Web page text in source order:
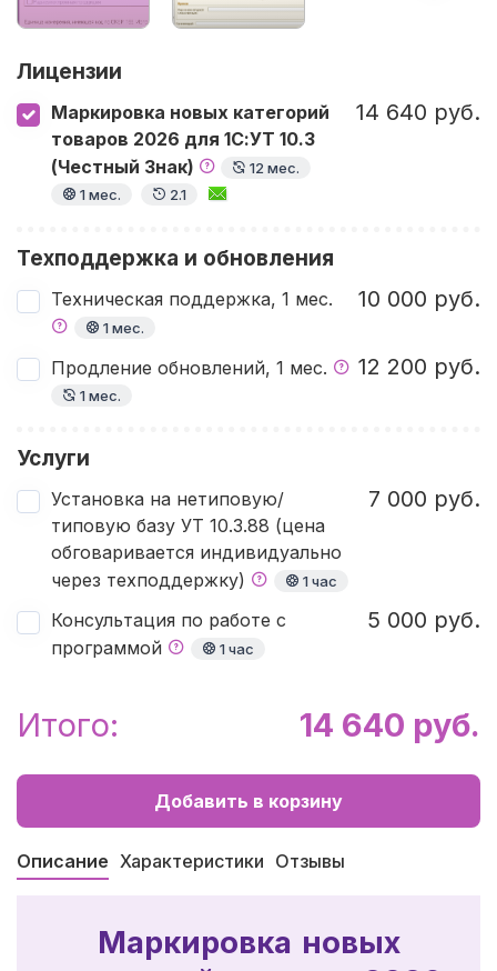
Лицензии
Маркировка новых категорий
товаров 2026 для 1С:УТ 10.3
(Честный Знак)
12 мес.
1 мес.
2.1
14 640 руб.
Техподдержка и обновления
Техническая поддержка, 1 мес.
1 мес.
10 000 руб.
Продление обновлений, 1 мес.
1 мес.
12 200 руб.
Услуги
Установка на нетиповую/
типовую базу УТ 10.3.88 (цена
обговаривается индивидуально
через техподдержку)
1 час
7 000 руб.
Консультация по работе с
программой
1 час
5 000 руб.
Итого: 14 640 руб.
Добавить в корзину
Описание Характеристики Отзывы
Маркировка новых